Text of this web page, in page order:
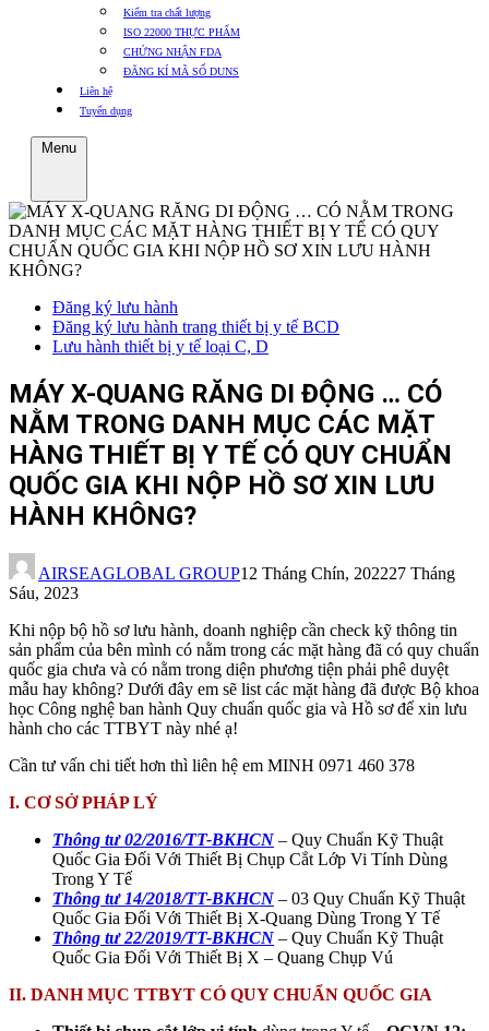
Kiểm tra chất lượng
ISO 22000 THỰC PHẨM
CHỨNG NHẬN FDA
ĐĂNG KÍ MÃ SỐ DUNS
Liên hệ
Tuyển dụng
Menu
Đăng ký lưu hành
Đăng ký lưu hành trang thiết bị y tế BCD
Lưu hành thiết bị y tế loại C, D
MÁY X-QUANG RĂNG DI ĐỘNG … CÓ
NẰM TRONG DANH MỤC CÁC MẶT
HÀNG THIẾT BỊ Y TẾ CÓ QUY CHUẨN
QUỐC GIA KHI NỘP HỒ SƠ XIN LƯU
HÀNH KHÔNG?
AIRSEAGLOBAL GROUP12 Tháng Chín, 202227 Tháng
Sáu, 2023
Khi nộp bộ hồ sơ lưu hành, doanh nghiệp cần check kỹ thông tin
sản phẩm của bên mình có nằm trong các mặt hàng đã có quy chuẩn
quốc gia chưa và có nằm trong diện phương tiện phải phê duyệt
mẫu hay không? Dưới đây em sẽ list các mặt hàng đã được Bộ khoa
học Công nghệ ban hành Quy chuẩn quốc gia và Hồ sơ để xin lưu
hành cho các TTBYT này nhé ạ!
Cần tư vấn chi tiết hơn thì liên hệ em MINH 0971 460 378
I. CƠ SỞ PHÁP LÝ
Thông tư 02/2016/TT-BKHCN – Quy Chuẩn Kỹ Thuật
Quốc Gia Đối Với Thiết Bị Chụp Cắt Lớp Vi Tính Dùng
Trong Y Tế
Thông tư 14/2018/TT-BKHCN – 03 Quy Chuẩn Kỹ Thuật
Quốc Gia Đối Với Thiết Bị X-Quang Dùng Trong Y Tế
Thông tư 22/2019/TT-BKHCN – Quy Chuẩn Kỹ Thuật
Quốc Gia Đối Với Thiết Bị X – Quang Chụp Vú
II. DANH MỤC TTBYT CÓ QUY CHUẨN QUỐC GIA